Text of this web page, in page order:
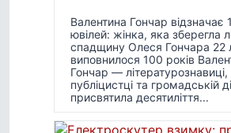
Валентина Гончар відзначає
ювілей: жінка, яка зберегла
спадщину Олеся Гончара 22
виповнилося 100 років
Гончар —
публіцистці та громадській
присвятила десятиліття...